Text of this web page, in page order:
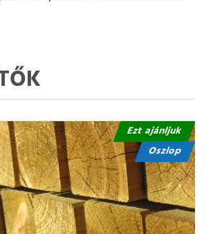
Ezt ajánljuk
Oszlop